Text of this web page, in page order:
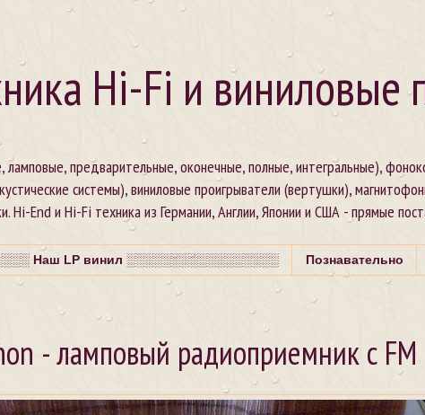
Hi-Fi и виниловые
предварительные, оконечные, полные, интегральные),
системы), виниловые проигрыватели (вертушки),
End и Hi-Fi техника из Германии, Англии, Японии и США - прямые
Наш LP винил ░░░░░░░░░░░░░░░░░ Познавательно
- ламповый радиоприемник с FM